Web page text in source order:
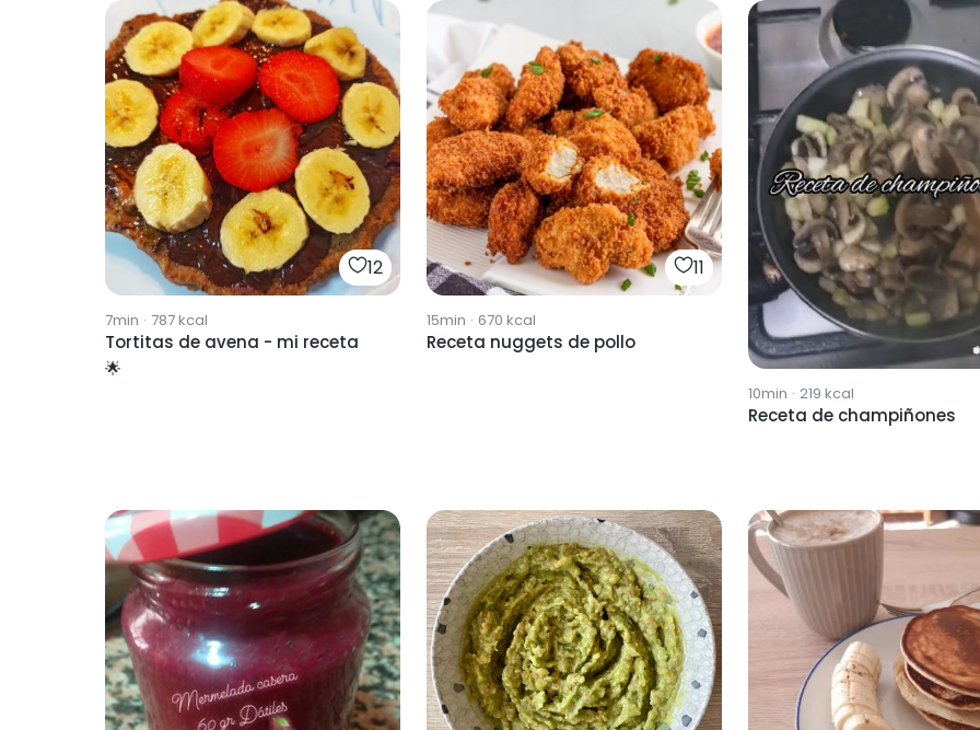
12
7min · 787kcal
Tortitas de avena - mi receta
🌟
11
15min · 670 kcal
Receta nuggets de pollo
10min · 219 kcal
Receta de champiñones